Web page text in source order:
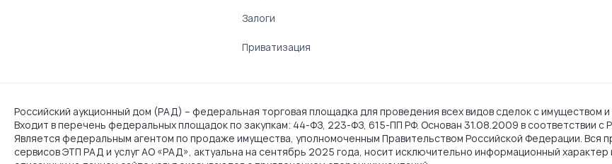
Залоги
Приватизация
Российский аукционный дом (РАД) – федеральная торговая площадка для проведения всех видов сделок с имуществом и
Входит в перечень федеральных площадок по закупкам: 44-ФЗ, 223-ФЗ, 615-ПП РФ. Основан 31.08.2009 в соответствии
Является федеральным агентом по продаже имущества, уполномоченным Правительством Российской Федерации. Вся
сервисов ЭТП РАД и услуг АО «РАД», актуальна на сентябрь 2025 года, носит исключительно информационный характер